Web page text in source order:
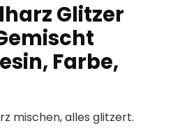
Glitzer
Farbe,
mischen, alles glitzert.